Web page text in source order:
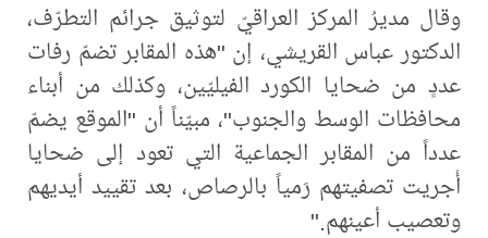
وقال مديرُ المركز العراقيّ لتوثيق جرائم التطرّف،
الدكتور عباس القريشي، إن "هذه المقابر تضمّ رفات
عددٍ من ضحايا الكورد الفيليّين، وكذلك من أبناء
محافظات الوسط والجنوب"، مبيّناً أن "الموقع يضمّ
عدداً من المقابر الجماعية التي تعود إلى ضحايا
أُجريت تصفيتهم رَمياً بالرصاص، بعد تقييد أيديهم
وتعصيب أعينهم."